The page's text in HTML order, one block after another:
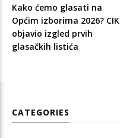
Kako ćemo glasati na
Općim izborima 2026? CIK
objavio izgled prvih
glasačkih listića
CATEGORIES